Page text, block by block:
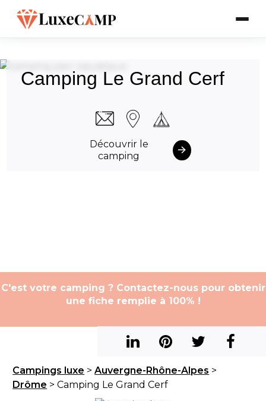
C'est votre camping ? Contactez-nous pour obtenir
une fiche remplie à 100% !
Camping Le Grand Cerf
Découvrir le
camping
Campings luxe >Auvergne-Rhône-Alpes >
Drôme > Camping Le Grand Cerf